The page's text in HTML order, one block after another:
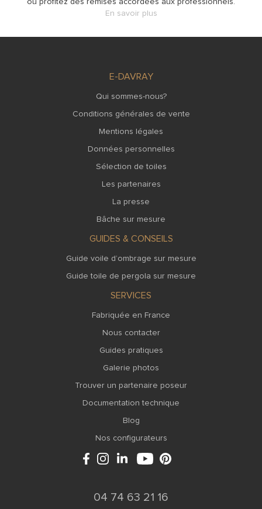
En savoir plus
E-DAVRAY
Qui sommes-nous?
Conditions générales de vente
Mentions légales
Données personnelles
Sélection de toiles
Les partenaires
La presse
Bâche sur mesure
GUIDES & CONSEILS
Guide voile d’ombrage sur mesure
Guide toile de pergola sur mesure
SERVICES
Fabriquée en France
Nous contacter
Guides pratiques
Galerie photos
Trouver un partenaire poseur
Documentation technique
Blog
Nos configurateurs
04 74 63 21 16